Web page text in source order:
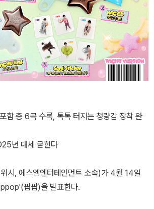
함 총 6곡 수록, 톡톡 터지는 청량감 장착 완
년 대세 굳힌다
시, 에스엠엔터테인먼트 소속)가 4월 14일
팝팝)을 발표한다.